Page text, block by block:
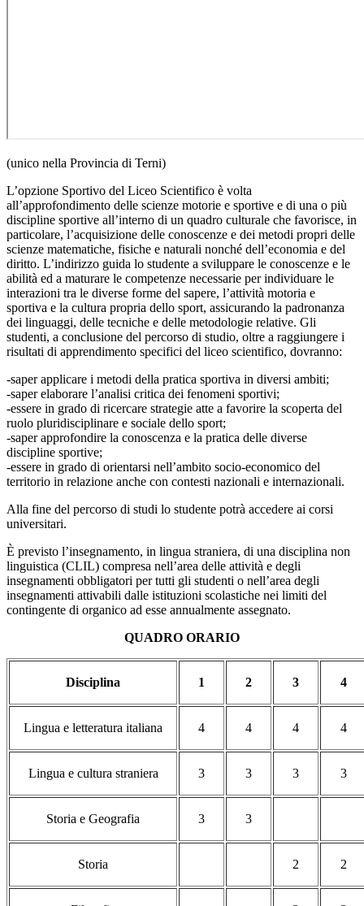
(unico nella Provincia di Terni)
L’opzione Sportivo del Liceo Scientifico è volta
all’approfondimento delle scienze motorie e sportive e di una o più
discipline sportive all’interno di un quadro culturale che favorisce, in
particolare, l’acquisizione delle conoscenze e dei metodi propri delle
scienze matematiche, fisiche e naturali nonché dell’economia e del
diritto. L’indirizzo guida lo studente a sviluppare le conoscenze e le
abilità ed a maturare le competenze necessarie per individuare le
interazioni tra le diverse forme del sapere, l’attività motoria e
sportiva e la cultura propria dello sport, assicurando la padronanza
dei linguaggi, delle tecniche e delle metodologie relative. Gli
studenti, a conclusione del percorso di studio, oltre a raggiungere i
risultati di apprendimento specifici del liceo scientifico, dovranno:
-saper applicare i metodi della pratica sportiva in diversi ambiti;
-saper elaborare l’analisi critica dei fenomeni sportivi;
-essere in grado di ricercare strategie atte a favorire la scoperta del
ruolo pluridisciplinare e sociale dello sport;
-saper approfondire la conoscenza e la pratica delle diverse
discipline sportive;
-essere in grado di orientarsi nell’ambito socio-economico del
territorio in relazione anche con contesti nazionali e internazionali.
Alla fine del percorso di studi lo studente potrà accedere ai corsi
universitari.
È previsto l’insegnamento, in lingua straniera, di una disciplina non
linguistica (CLIL) compresa nell’area delle attività e degli
insegnamenti obbligatori per tutti gli studenti o nell’area degli
insegnamenti attivabili dalle istituzioni scolastiche nei limiti del
contingente di organico ad esse annualmente assegnato.
QUADRO ORARIO
Disciplina 1 2 3 4
Lingua e letteratura italiana 4 4 4 4
Lingua e cultura straniera 3 3 3 3
Storia e Geografia 3 3
Storia 2 2